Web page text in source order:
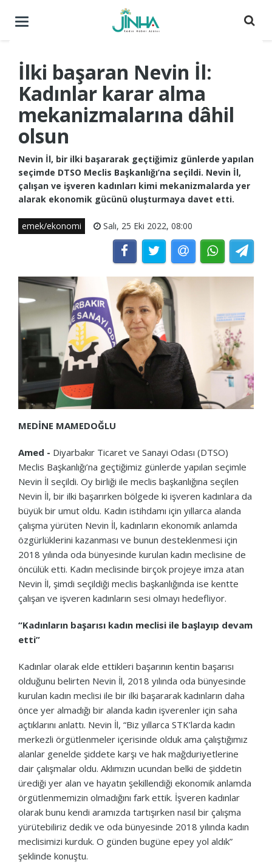
Menüyü
İlki başaran Nevin İl:
Kadınlar karar alma
mekanizmalarına dâhil
olsun
Nevin İl, bir ilki başararak geçtiğimiz günlerde yapılan
seçimde DTSO Meclis Başkanlığı’na seçildi. Nevin İl,
çalışan ve işveren kadınları kimi mekanizmalarda yer
alarak ekonomik gücünü oluşturmaya davet etti.
emek/ekonomi Salı, 25 Eki 2022, 08:00
MEDİNE MAMEDOĞLU
Amed - Diyarbakır Ticaret ve Sanayi Odası (DTSO)
Meclis Başkanlığı’na geçtiğimiz günlerde yapılan seçimle
Nevin İl seçildi. Oy birliği ile meclis başkanlığına seçilen
Nevin İl, bir ilki başarırken bölgede ki işveren kadınlara da
büyük bir umut oldu. Kadın istihdamı için yıllarca alanda
çalışma yürüten Nevin İl, kadınların ekonomik anlamda
özgürlüklerini kazanması ve bunun desteklenmesi için
2018 yılında oda bünyesinde kurulan kadın meclisine de
öncülük etti. Kadın meclisinde birçok projeye imza atan
Nevin İl, şimdi seçildiği meclis başkanlığında ise kentte
çalışan ve işveren kadınların sesi olmayı hedefliyor.
“Kadınların başarısı kadın meclisi ile başlayıp devam
etti”
Kadınlar olarak elde ettikleri başarının kentin başarısı
olduğunu belirten Nevin İl, 2018 yılında oda bünyesinde
kurulan kadın meclisi ile bir ilki başararak kadınların daha
önce yer almadığı bir alanda kadın işverenler için saha
açtıklarını anlattı. Nevin İl, “Biz yıllarca STK’larda kadın
merkezli örgütlenmeler içerisinde olduk ama çalıştığımız
alanlar genelde şiddete karşı ve hak mağduriyetlerine
dair çalışmalar oldu. Aklımızın ucundan belki de şiddetin
ürediği yer alan ve hayatın şekillendiği ekonomik anlamda
örgütlenmemizin olmadığını fark ettik. İşveren kadınlar
olarak bunu kendi aramızda tartışırken nasıl bir çalışma
yürütebiliriz dedik ve oda bünyesinde 2018 yılında kadın
meclisimizi kurduk. O günden bugüne epey yol aldık”
şeklinde konuştu.